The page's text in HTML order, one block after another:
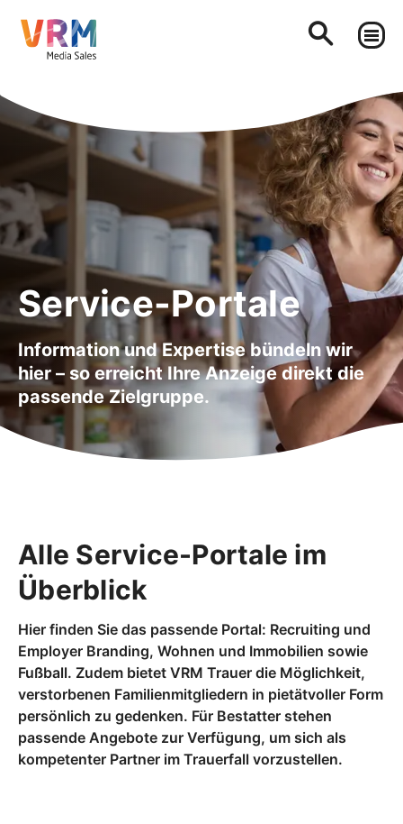
Service-Portale
Information und Expertise bündeln wir
hier – so erreicht Ihre Anzeige direkt die
passende Zielgruppe.
Alle Service-Portale im
Überblick
Hier finden Sie das passende Portal: Recruiting und
Employer Branding, Wohnen und Immobilien sowie
Fußball. Zudem bietet VRM Trauer die Möglichkeit,
verstorbenen Familienmitgliedern in pietätvoller Form
persönlich zu gedenken. Für Bestatter stehen
passende Angebote zur Verfügung, um sich als
kompetenter Partner im Trauerfall vorzustellen.